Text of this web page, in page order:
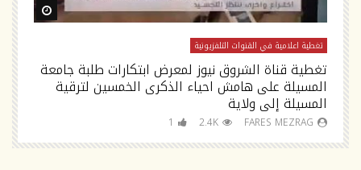
Later
تغطية اعلامية في القنوات التلفزيونية
تغطية قناة الشروق نيوز لمعرض ابتكارات طلبة جامعة
المسيلة على هامش احياء الذكرى الخمسين لترقية
المسيلة إلى ولاية
FARES MEZRAG
2.4K
1
Watch Later